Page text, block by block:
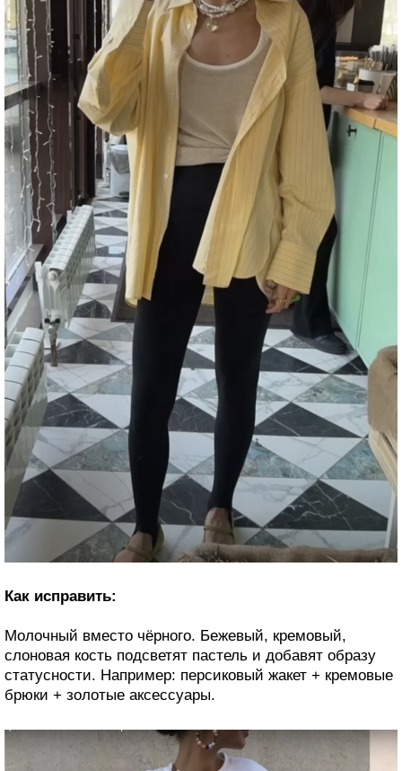
Как исправить:
Молочный вместо чёрного. Бежевый, кремовый,
слоновая кость подсветят пастель и добавят образу
статусности. Например: персиковый жакет + кремовые
брюки + золотые аксессуары.